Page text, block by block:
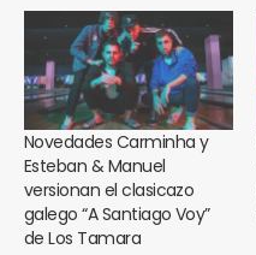
Novedades Carminha y
Esteban & Manuel
versionan el clasicazo
galego “A Santiago Voy”
de Los Tamara